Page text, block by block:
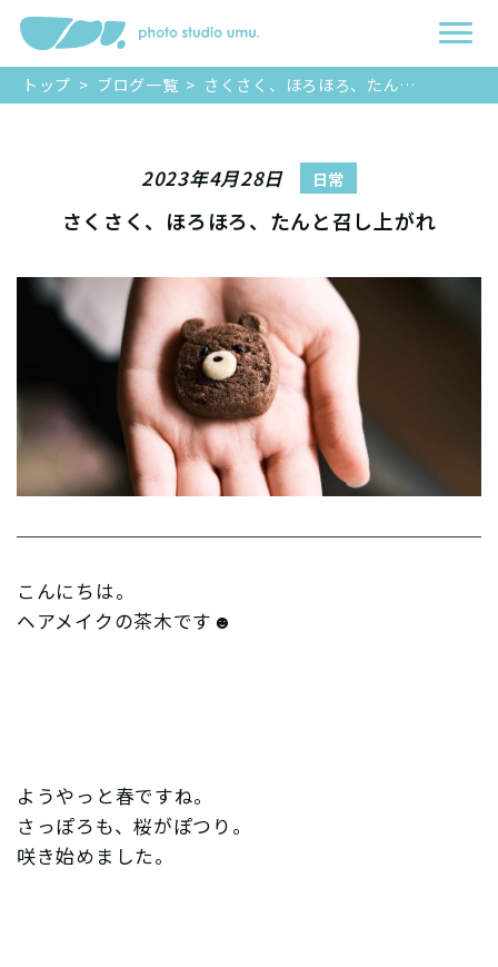
トップ > ブログ一覧 > さくさく、ほろほろ、たんと召し上がれ
2023年4月28日 日常
さくさく、ほろほろ、たんと召し上がれ
こんにちは。
ヘアメイクの茶木です☻
ようやっと春ですね。
さっぽろも、桜がぽつり。
咲き始めました。